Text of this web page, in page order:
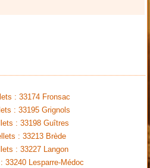
: 33174 Fronsac
: 33195 Grignols
: 33198 Guîtres
: 33213 Brède
: 33227 Langon
33240 Lesparre-Médoc